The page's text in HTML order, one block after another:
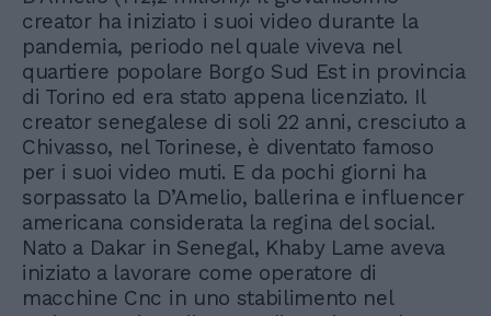
creator ha iniziato i suoi video durante la
pandemia, periodo nel quale viveva nel
quartiere popolare Borgo Sud Est in provincia
di Torino ed era stato appena licenziato. Il
creator senegalese di soli 22 anni, cresciuto a
Chivasso, nel Torinese, è diventato famoso
per i suoi video muti. E da pochi giorni ha
sorpassato la D’Amelio, ballerina e influencer
americana considerata la regina del social.
Nato a Dakar in Senegal, Khaby Lame aveva
iniziato a lavorare come operatore di
macchine Cnc in uno stabilimento nel